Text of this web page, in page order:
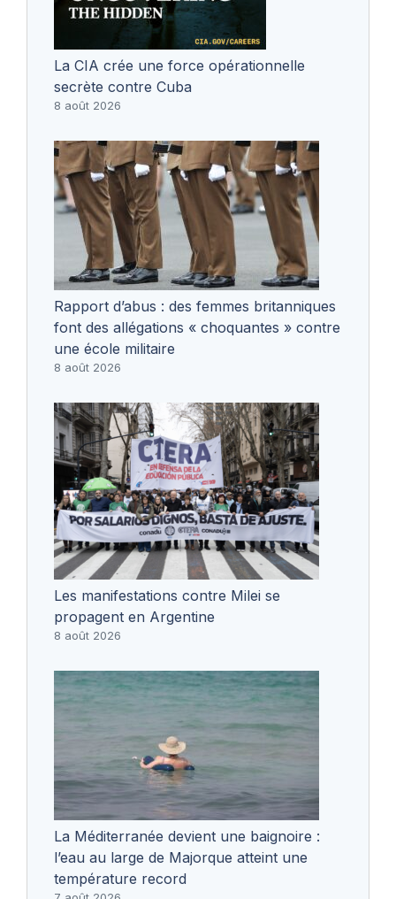
La CIA crée une force opérationnelle
secrète contre Cuba
8 août 2026
Rapport d’abus : des femmes britanniques
font des allégations « choquantes » contre
une école militaire
8 août 2026
Les manifestations contre Milei se
propagent en Argentine
8 août 2026
La Méditerranée devient une baignoire :
l’eau au large de Majorque atteint une
température record